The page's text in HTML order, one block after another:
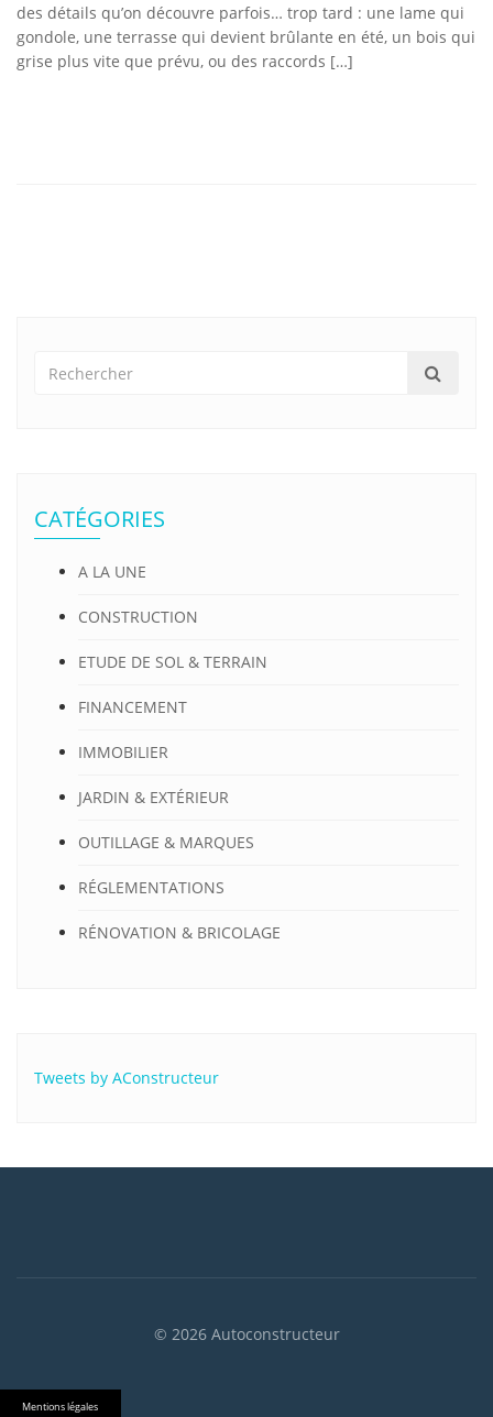
Mentions légales
des détails qu’on découvre parfois… trop tard : une lame qui
gondole, une terrasse qui devient brûlante en été, un bois qui
grise plus vite que prévu, ou des raccords […]
CATÉGORIES
A LA UNE
CONSTRUCTION
ETUDE DE SOL & TERRAIN
FINANCEMENT
IMMOBILIER
JARDIN & EXTÉRIEUR
OUTILLAGE & MARQUES
RÉGLEMENTATIONS
RÉNOVATION & BRICOLAGE
Tweets by AConstructeur
© 2026 Autoconstructeur